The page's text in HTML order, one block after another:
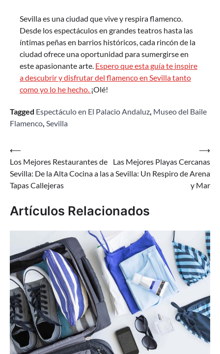
Sevilla es una ciudad que vive y respira flamenco.
Desde los espectáculos en grandes teatros hasta las
íntimas peñas en barrios históricos, cada rincón de la
ciudad ofrece una oportunidad para sumergirse en
este apasionante arte. Espero que esta guía te inspire
a descubrir y disfrutar del flamenco en Sevilla tanto
como yo lo he hecho. ¡Olé!
Tagged Espectáculo en El Palacio Andaluz Museo del Baile
Flamenco Sevilla
Navegación
de
entradas
⟵
Los Mejores Restaurantes de
Sevilla: De la Alta Cocina a las
Tapas Callejeras
Las Mejores Playas Cercanas
a Sevilla: Un Respiro de Arena
y Mar
⟶
Artículos Relacionados